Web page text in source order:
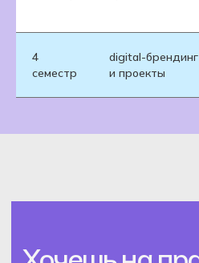
4
семестр
digital-брендинг
и проекты